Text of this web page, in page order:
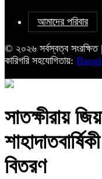
আমাদের পরিবার
© ২০২৬ সর্বস্বত্ব সংরক্ষিত |
কারিগরি সহযোগিতায়:
সাতক্ষীরায়
বিতরণ